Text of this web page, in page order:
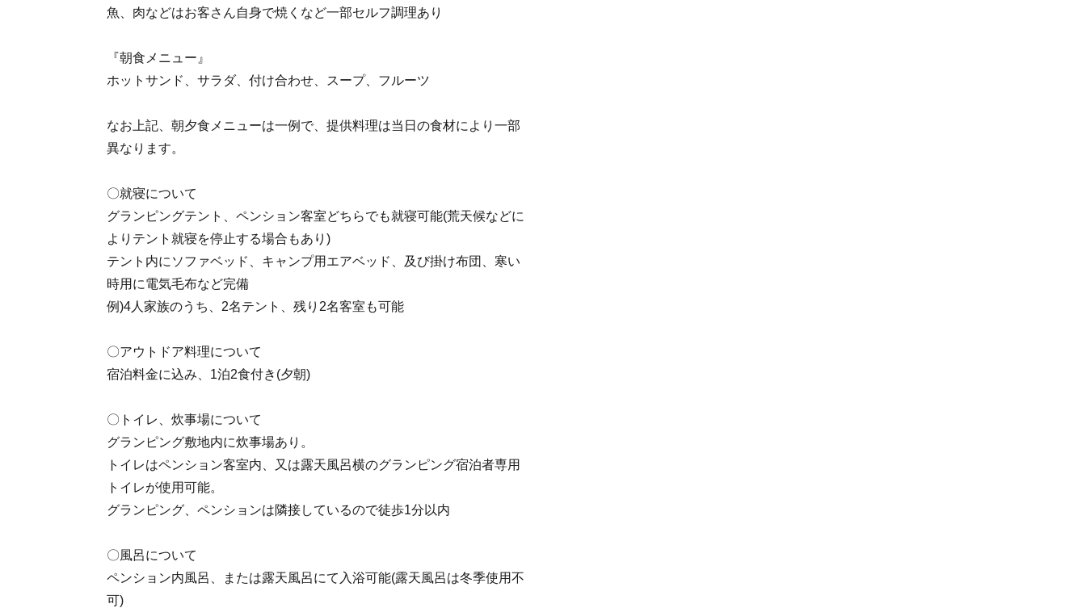
魚、肉などはお客さん自身で焼くなど一部セルフ調理あり
『朝食メニュー』
ホットサンド、サラダ、付け合わせ、スープ、フルーツ
なお上記、朝夕食メニューは一例で、提供料理は当日の食材により一部
異なります。
〇就寝について
グランピングテント、ペンション客室どちらでも就寝可能(荒天候などに
よりテント就寝を停止する場合もあり)
テント内にソファベッド、キャンプ用エアベッド、及び掛け布団、寒い
時用に電気毛布など完備
例)4人家族のうち、2名テント、残り2名客室も可能
〇アウトドア料理について
宿泊料金に込み、1泊2食付き(夕朝)
〇トイレ、炊事場について
グランピング敷地内に炊事場あり。
トイレはペンション客室内、又は露天風呂横のグランピング宿泊者専用
トイレが使用可能。
グランピング、ペンションは隣接しているので徒歩1分以内
〇風呂について
ペンション内風呂、または露天風呂にて入浴可能(露天風呂は冬季使用不
可)